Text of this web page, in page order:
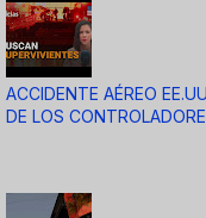
ACCIDENTE AÉREO
DE LOS